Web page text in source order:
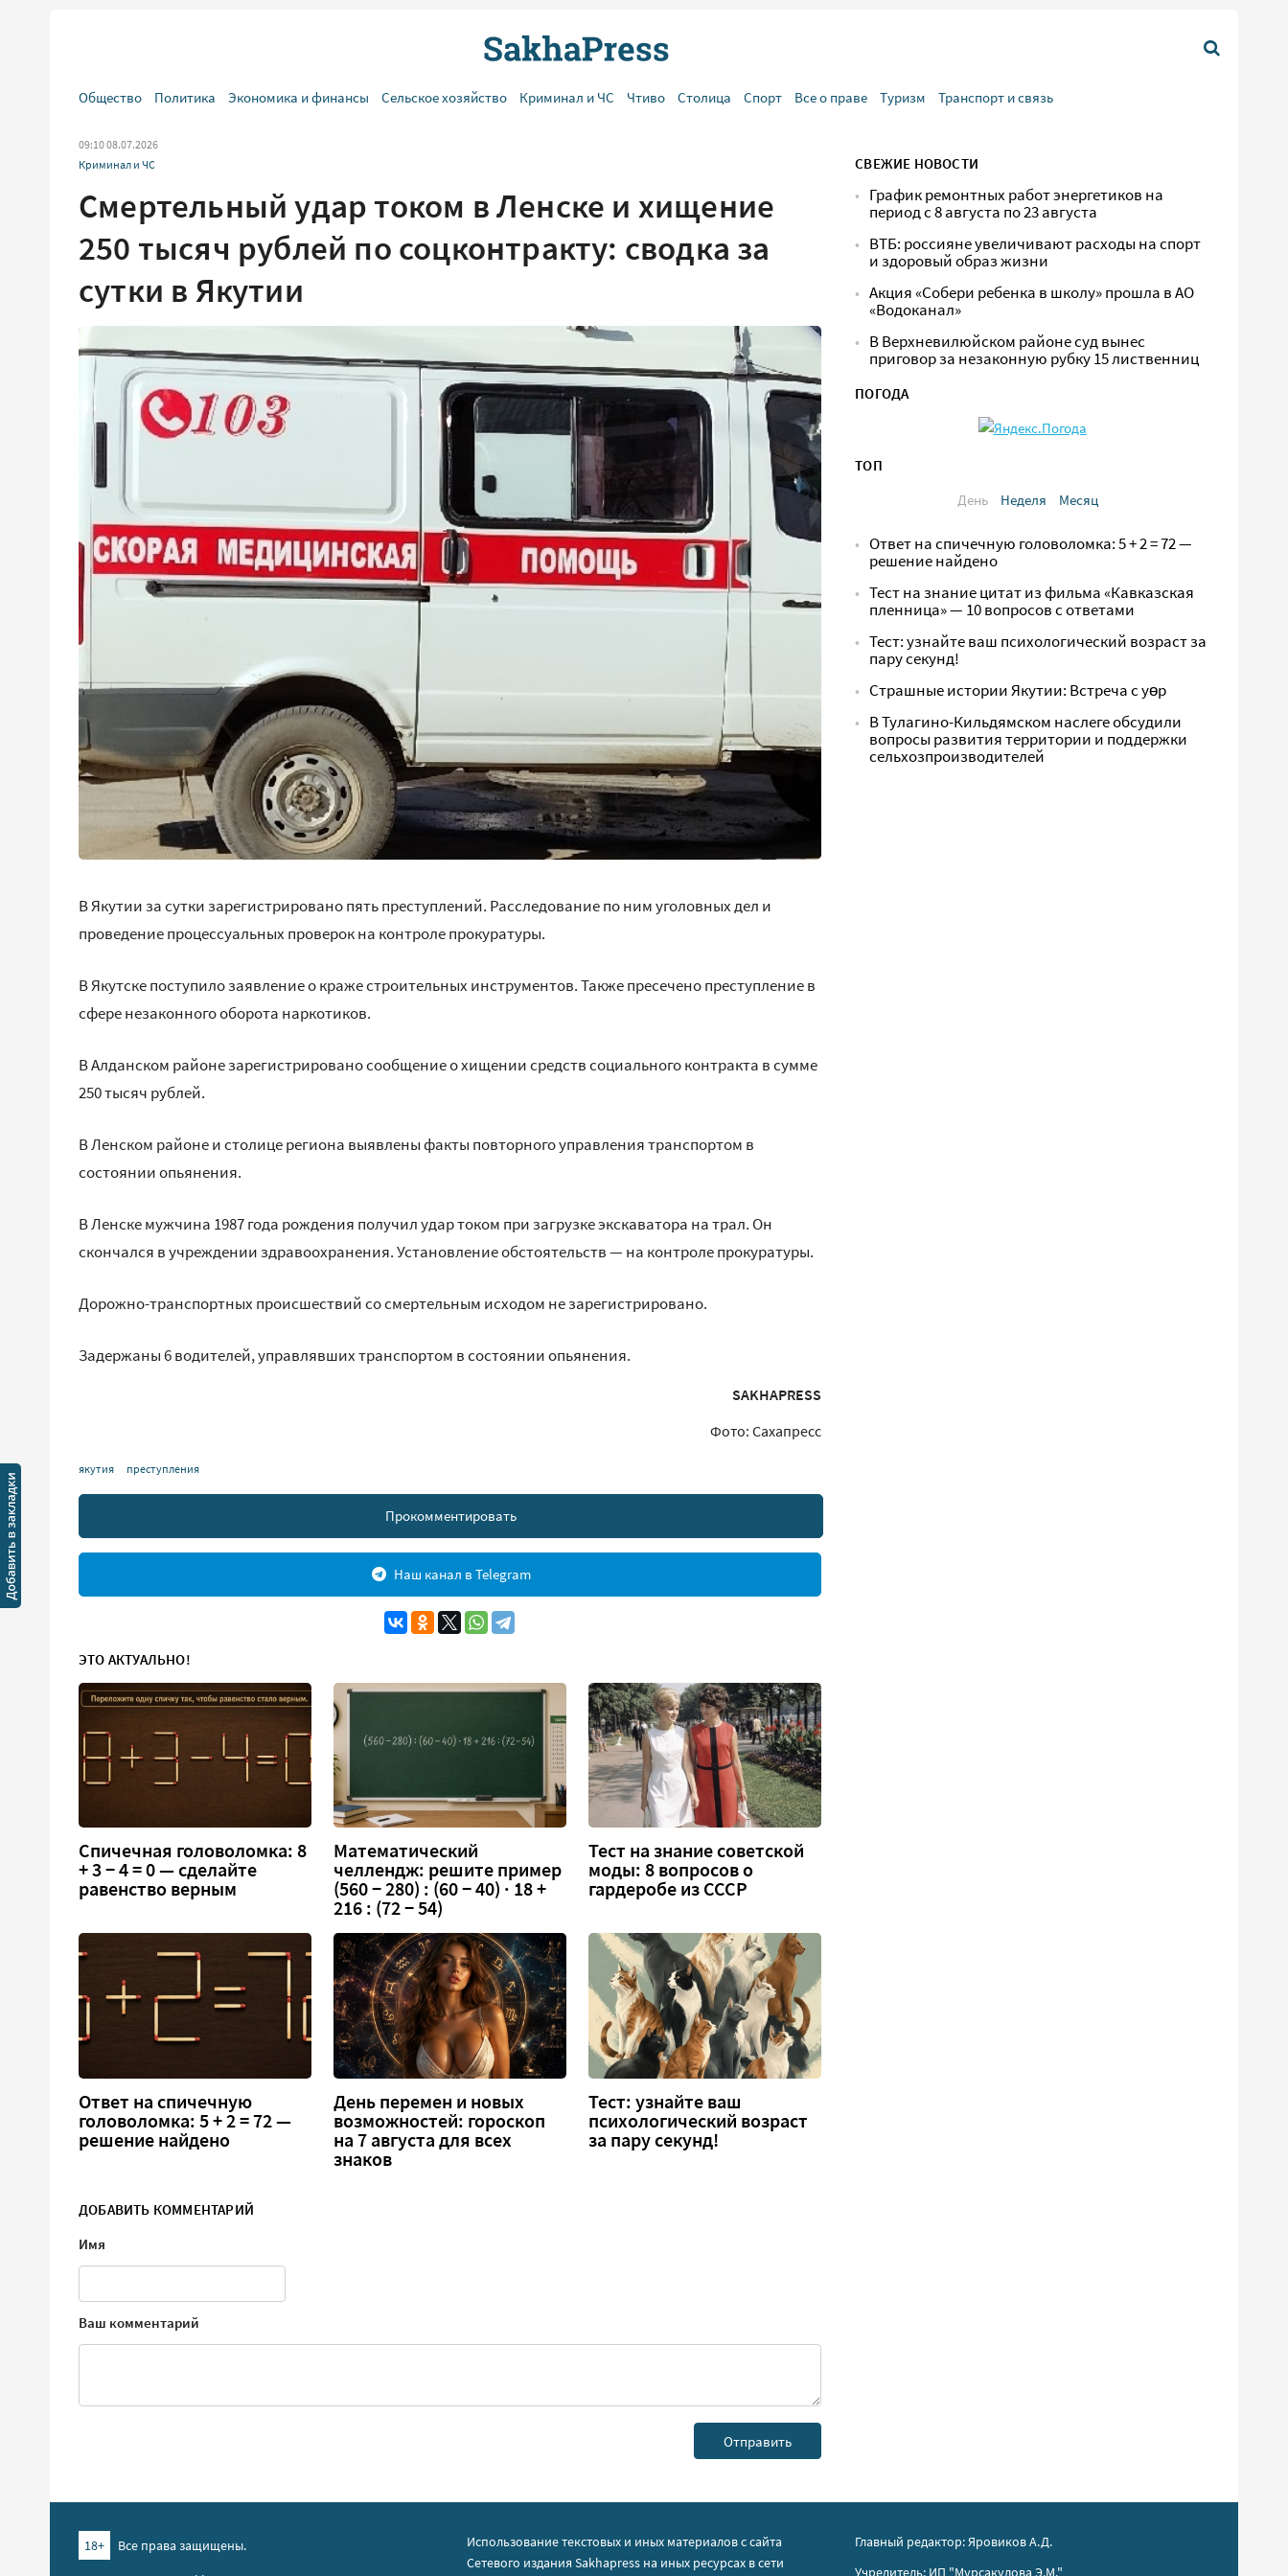
Общество Политика Экономика и финансы Сельское хозяйство Криминал и ЧС Чтиво Столица Спорт Все о праве Туризм Транспорт и связь
09:10 08.07.2026
Криминал и ЧС
Смертельный удар током в Ленске и хищение
250 тысяч рублей по соцконтракту: сводка за
сутки в Якутии
В Якутии за сутки зарегистрировано пять преступлений. Расследование по ним уголовных дел и
проведение процессуальных проверок на контроле прокуратуры.
В Якутске поступило заявление о краже строительных инструментов. Также пресечено преступление в
сфере незаконного оборота наркотиков.
В Алданском районе зарегистрировано сообщение о хищении средств социального контракта в сумме
250 тысяч рублей.
В Ленском районе и столице региона выявлены факты повторного управления транспортом в
состоянии опьянения.
В Ленске мужчина 1987 года рождения получил удар током при загрузке экскаватора на трал. Он
скончался в учреждении здравоохранения. Установление обстоятельств — на контроле прокуратуры.
Дорожно-транспортных происшествий со смертельным исходом не зарегистрировано.
Задержаны 6 водителей, управлявших транспортом в состоянии опьянения.
SAKHAPRESS
Фото: Сахапресс
якутия преступления
Прокомментировать
Наш канал в Telegram
ЭТО АКТУАЛЬНО!
Спичечная головоломка: 8
+ 3 − 4 = 0 — сделайте
равенство верным
Математический
челлендж: решите пример
(560 − 280) : (60 − 40) · 18 +
216 : (72 − 54)
Тест на знание советской
моды: 8 вопросов о
гардеробе из СССР
Ответ на спичечную
головоломка: 5 + 2 = 72 —
решение найдено
День перемен и новых
возможностей: гороскоп
на 7 августа для всех
знаков
Тест: узнайте ваш
психологический возраст
за пару секунд!
ДОБАВИТЬ КОММЕНТАРИЙ
Имя
Ваш комментарий
СВЕЖИЕ НОВОСТИ
График ремонтных работ энергетиков на
период с 8 августа по 23 августа
ВТБ: россияне увеличивают расходы на спорт
и здоровый образ жизни
Акция «Собери ребенка в школу» прошла в АО
«Водоканал»
В Верхневилюйском районе суд вынес
приговор за незаконную рубку 15 лиственниц
ПОГОДА
ТОП
День
Неделя Месяц
Ответ на спичечную головоломка: 5 + 2 = 72 —
решение найдено
Тест на знание цитат из фильма «Кавказская
пленница» — 10 вопросов с ответами
Тест: узнайте ваш психологический возраст за
пару секунд!
Страшные истории Якутии: Встреча с yөр
В Тулагино-Кильдямском наслеге обсудили
вопросы развития территории и поддержки
сельхозпроизводителей
18+
Все права защищены.
Использование текстовых и иных материалов с сайта
Сетевого издания Sakhapress на иных ресурсах в сети
Главный редактор: Яровиков А.Д.
Учредитель: ИП "Мурсакулова Э.М."